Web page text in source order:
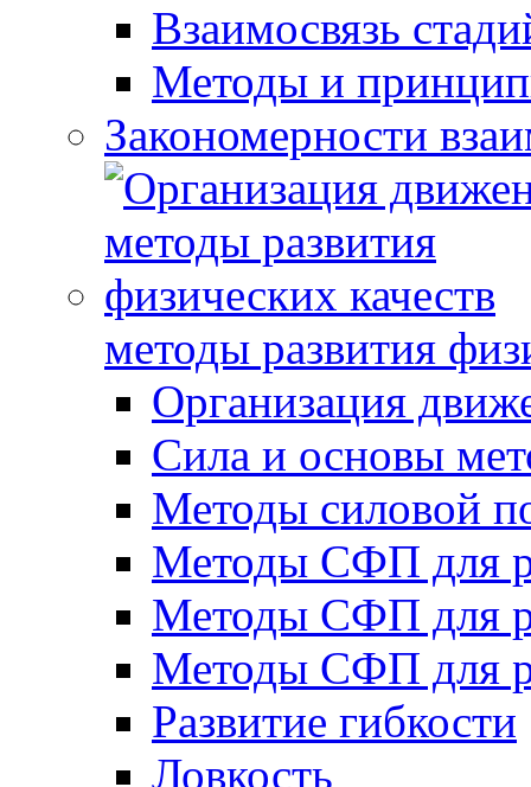
Взаимосвязь
Методы и
Закономерности
методы развития
Организация
Сила и основы
Методы силовой
Методы СФП для
Методы СФП для
Методы СФП для
Развитие гибкости
Ловкость